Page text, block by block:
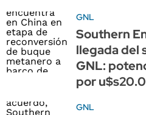
GNL
Southern
llegada del
GNL:
por
GNL